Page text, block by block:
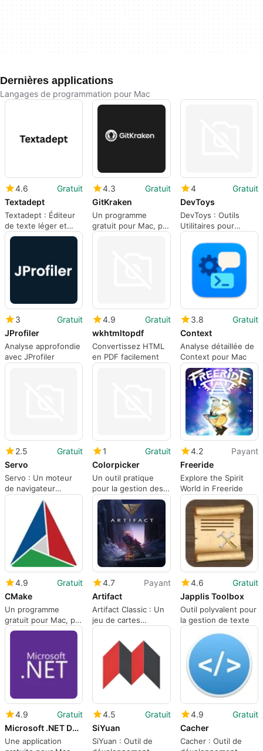
Dernières applications
Langages de programmation pour Mac
4.6
Gratuit
Textadept
Textadept : Éditeur
de texte léger et
performant
4.3
Gratuit
GitKraken
Un programme
gratuit pour Mac, par
gitkraken.
4
Gratuit
DevToys
DevToys : Outils
Utilitaires pour
Développeurs
3
Gratuit
JProfiler
Analyse approfondie
avec JProfiler
4.9
Gratuit
wkhtmltopdf
Convertissez HTML
en PDF facilement
3.8
Gratuit
Context
Analyse détaillée de
Context pour Mac
2.5
Gratuit
Servo
Servo : Un moteur
de navigateur
parallèle
1
Gratuit
Colorpicker
Un outil pratique
pour la gestion des
couleurs
4.2
Payant
Freeride
Explore the Spirit
World in Freeride
4.9
Gratuit
CMake
Un programme
gratuit pour Mac, par
KitWare.
4.7
Payant
Artifact
Artifact Classic : Un
jeu de cartes
stratégique
4.6
Gratuit
Japplis Toolbox
Outil polyvalent pour
la gestion de texte
4.9
Gratuit
Microsoft .NET Desktop Runtime
Une application
4.5
Gratuit
SiYuan
SiYuan : Outil de
4.9
Gratuit
Cacher
Cacher : Outil de